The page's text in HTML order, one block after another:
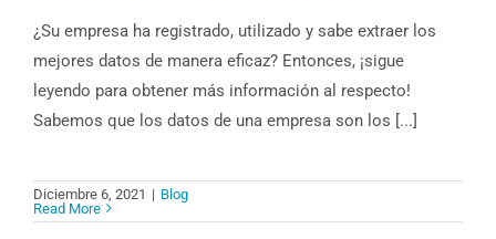
¿Su empresa ha registrado, utilizado y sabe extraer los
mejores datos de manera eficaz? Entonces, ¡sigue
leyendo para obtener más información al respecto!
Sabemos que los datos de una empresa son los [...]
Diciembre 6, 2021 | Blog
Read More